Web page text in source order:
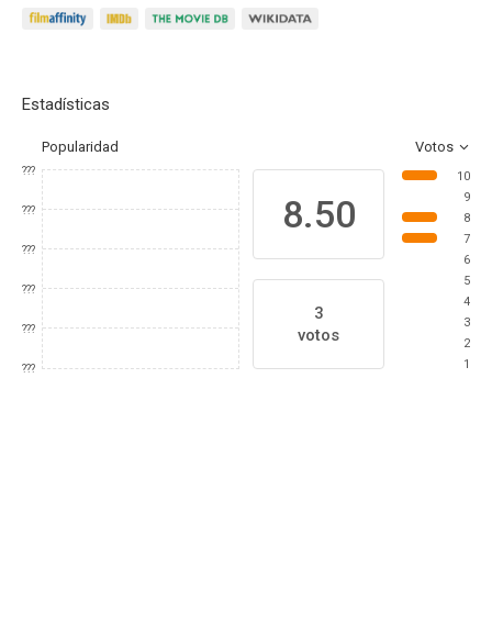
Estadísticas
Popularidad Votos
???
???
???
???
???
???
8.50
3
votos
10
9
8
7
6
5
4
3
2
1